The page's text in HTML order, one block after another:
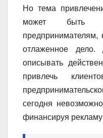
Но тема
может быть
отлаженное дело.
описывать
привлечь
сегодня
финансируя